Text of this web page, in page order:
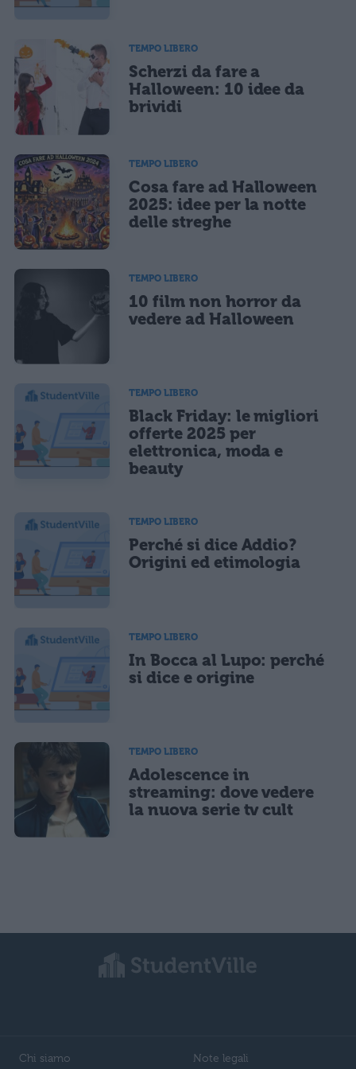
TEMPO LIBERO
Scherzi da fare a
Halloween: 10 idee da
brividi
TEMPO LIBERO
Cosa fare ad Halloween
2025: idee per la notte
delle streghe
TEMPO LIBERO
10 film non horror da
vedere ad Halloween
TEMPO LIBERO
Black Friday: le migliori
offerte 2025 per
elettronica, moda e
beauty
TEMPO LIBERO
Perché si dice Addio?
Origini ed etimologia
TEMPO LIBERO
In Bocca al Lupo: perché
si dice e origine
TEMPO LIBERO
Adolescence in
streaming: dove vedere
la nuova serie tv cult
Chi siamo Note legali